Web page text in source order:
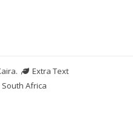
.
Extra Text
South Africa